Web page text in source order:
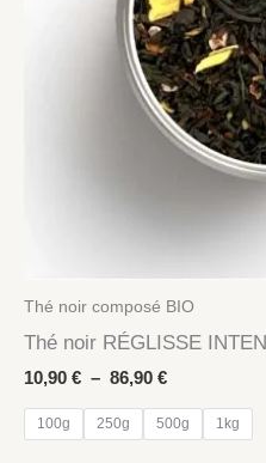
Thé noir composé BIO
Thé noir RÉGLISSE
10,90 € – 86,90 €Plage
prix :
10,90 €
100g 250g 500g 1kg